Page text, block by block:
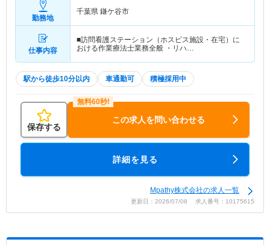
勤務地
千葉県 鎌ケ谷市
仕事内容
■訪問看護ステーション（ホスピス施設・在宅）に
おける作業療法士業務全般 ・リハ…
駅から徒歩10分以内 車通勤可 積極採用中
保存する
この求人を問い合わせる
詳細を見る
Mpathy株式会社の求人一覧
更新日：2026/07/08 求人番号：10175615